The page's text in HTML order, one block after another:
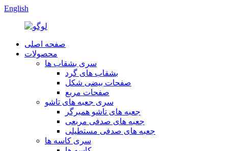
English
صفحه اصلی
محصولات
سری بشقاب ها
بشقاب های گرد
صفحات بیضی شکل
صفحات مربع
سری جعبه های تاشو
جعبه های تاشو همبرگر
جعبه های صدفی مربعی
جعبه های صدفی مستطیلی
سری کاسه ها